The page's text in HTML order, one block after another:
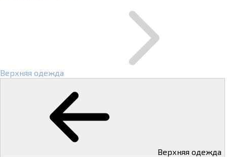
Верхняя одежда
Верхняя одежда